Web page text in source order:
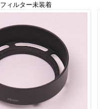
フィルター未装着